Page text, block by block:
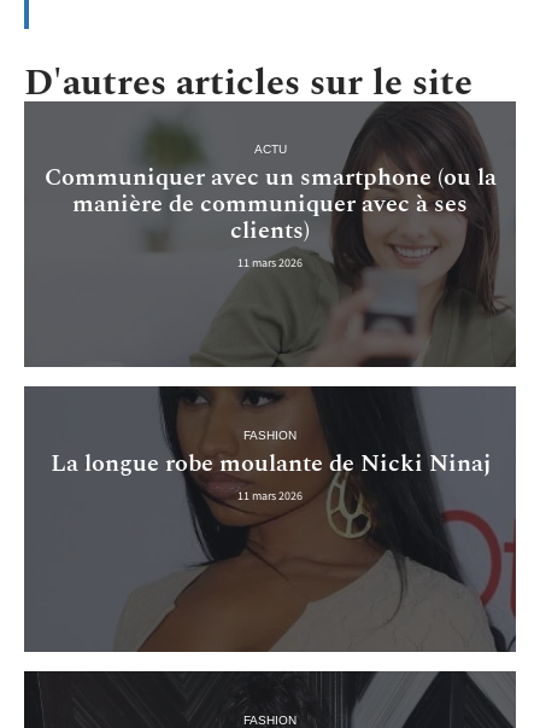
D'autres articles sur le site
ACTU
Communiquer avec un smartphone (ou la
manière de communiquer avec à ses
clients)
11 mars 2026
FASHION
La longue robe moulante de Nicki Ninaj
11 mars 2026
FASHION